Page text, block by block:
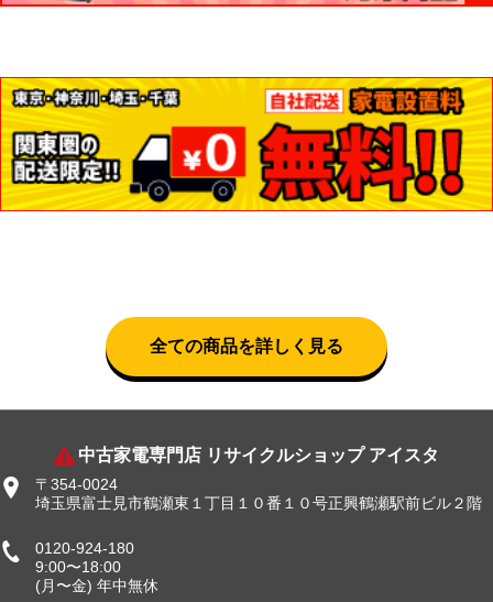
全ての商品を詳しく見る
中古家電専門店 リサイクルショップ アイスタ
〒354-0024
埼玉県富士見市鶴瀬東１丁目１０番１０号正興鶴瀬駅前ビル２階
0120-924-180
9:00〜18:00
(月〜金) 年中無休